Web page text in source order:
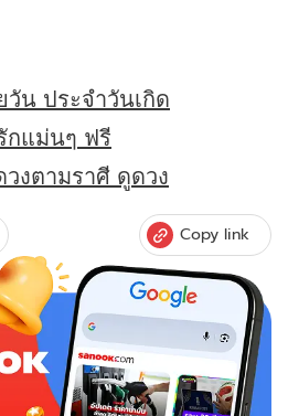
น ประจำวันเกิด
กแม่นๆ ฟรี
งตามราศี ดูดวง
Copy link